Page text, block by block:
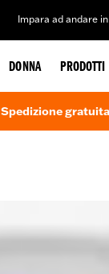
Impara ad andare
DONNA
Spedizione